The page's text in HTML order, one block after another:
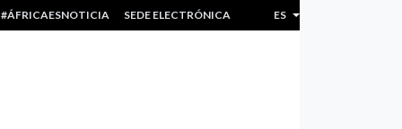
#ÁFRICAESNOTICIA SEDE ELECTRÓNICA ES LISTA ADICIONAL